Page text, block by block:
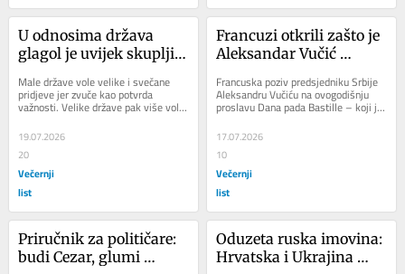
U odnosima država
glagol je uvijek skuplji
Male države vole velike i svečane
pridjeve jer zvuče kao potvrda
važnosti. Velike države pak više vole
glagole: što će se kupiti, izgraditi,...
19.07.2026
20
Večernji
list
Francuzi otkrili zašto je
Aleksandar Vučić
Pariz: Pomoć koju
Beograd nikad nije do
Francuska poziv predsjedniku Srbije
Aleksandru Vučiću na ovogodišnju
proslavu Dana pada Bastille – koji je
izazvao zanimanje budući da je...
17.07.2026
10
Večernji
list
Priručnik za političare:
budi Cezar, glumi
Oduzeta ruska imovina:
Hrvatska i Ukrajina